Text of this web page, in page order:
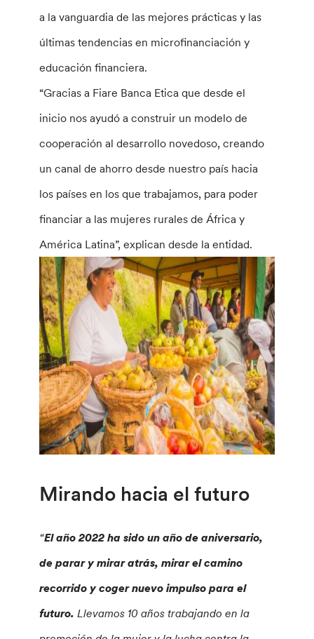
a la vanguardia de las mejores prácticas y las
últimas tendencias en microfinanciación y
educación financiera.
“Gracias a Fiare Banca Etica que desde el
inicio nos ayudó a construir un modelo de
cooperación al desarrollo novedoso, creando
un canal de ahorro desde nuestro país hacia
los países en los que trabajamos, para poder
financiar a las mujeres rurales de África y
América Latina”, explican desde la entidad.
Mirando hacia el futuro
“El año 2022 ha sido un año de aniversario,
de parar y mirar atrás, mirar el camino
recorrido y coger nuevo impulso para el
futuro. Llevamos 10 años trabajando en la